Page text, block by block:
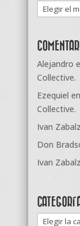
Archivos
Alejandro
Collective.
Ezequiel en
Collective.
Ivan
Don
Ivan
Categorías